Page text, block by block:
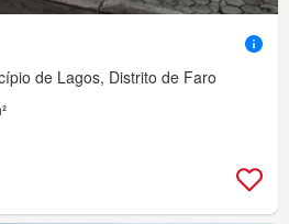
de Lagos, Distrito de Faro